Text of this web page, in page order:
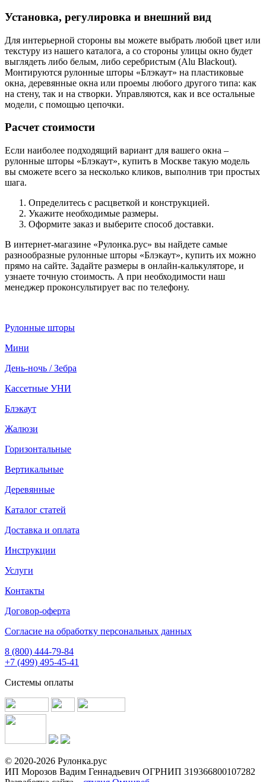
Установка, регулировка и внешний вид
Для интерьерной стороны вы можете выбрать любой цвет или
текстуру из нашего каталога, а со стороны улицы окно будет
выглядеть либо белым, либо серебристым (Alu Blackout).
Монтируются рулонные шторы «Блэкаут» на пластиковые
окна, деревянные окна или проемы любого другого типа: как
на стену, так и на створки. Управляются, как и все остальные
модели, с помощью цепочки.
Расчет стоимости
Если наиболее подходящий вариант для вашего окна –
рулонные шторы «Блэкаут», купить в Москве такую модель
вы сможете всего за несколько кликов, выполнив три простых
шага.
Определитесь с расцветкой и конструкцией.
Укажите необходимые размеры.
Оформите заказ и выберите способ доставки.
В интернет-магазине «Рулонка.рус» вы найдете самые
разнообразные рулонные шторы «Блэкаут», купить их можно
прямо на сайте. Задайте размеры в онлайн-калькуляторе, и
узнаете точную стоимость. А при необходимости наш
менеджер проконсультирует вас по телефону.
Рулонные шторы
Мини
День-ночь / Зебра
Кассетные УНИ
Блэкаут
Жалюзи
Горизонтальные
Вертикальные
Деревянные
Каталог статей
Доставка и оплата
Инструкции
Услуги
Контакты
Договор-оферта
Согласие на обработку персональных данных
8 (800) 444-79-84
+7 (499) 495-45-41
Системы оплаты
© 2020-2026 Рулонка.рус
ИП Морозов Вадим Геннадьевич ОГРНИП 319366800107282